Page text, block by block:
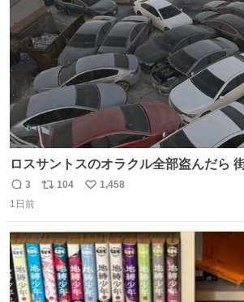
数
ロスサントスのオラクル全部盗んだら
返
信
3
リ
ト
数
104
い
数
1,458
1日前